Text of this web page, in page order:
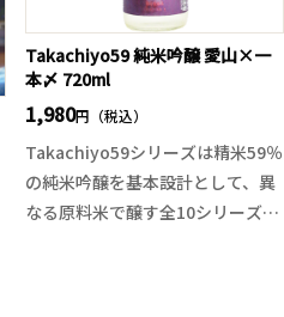
実現。環境への配慮と酒蔵の技術
が融合した、阿部酒造ならではの
一本です。
Takachiyo59 純米吟醸 愛山×一
本〆 720ml
1,980円（税込）
Takachiyo59シリーズは精米59％
の純米吟醸を基本設計として、異
なる原料米で醸す全10シリーズの